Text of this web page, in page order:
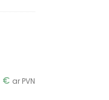
€ ar PVN